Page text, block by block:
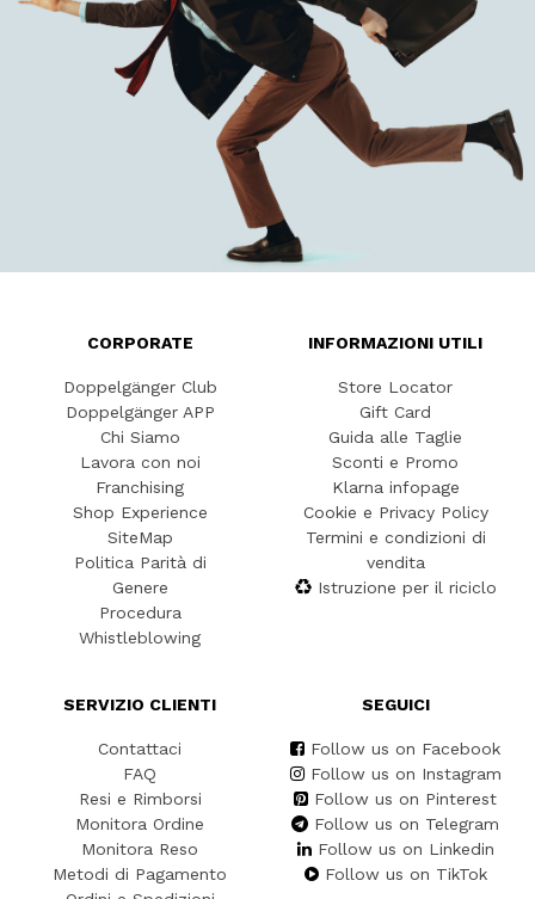
CORPORATE
Doppelgänger Club
Doppelgänger APP
Chi Siamo
Lavora con noi
Franchising
Shop Experience
SiteMap
Politica Parità di
Genere
Procedura
Whistleblowing
INFORMAZIONI UTILI
Store Locator
Gift Card
Guida alle Taglie
Sconti e Promo
Klarna infopage
Cookie e Privacy Policy
Termini e condizioni di
vendita
Istruzione per il riciclo
SERVIZIO CLIENTI
Contattaci
FAQ
Resi e Rimborsi
Monitora Ordine
Monitora Reso
Metodi di Pagamento
SEGUICI
Follow us on Facebook
Follow us on Instagram
Follow us on Pinterest
Follow us on Telegram
Follow us on Linkedin
Follow us on TikTok